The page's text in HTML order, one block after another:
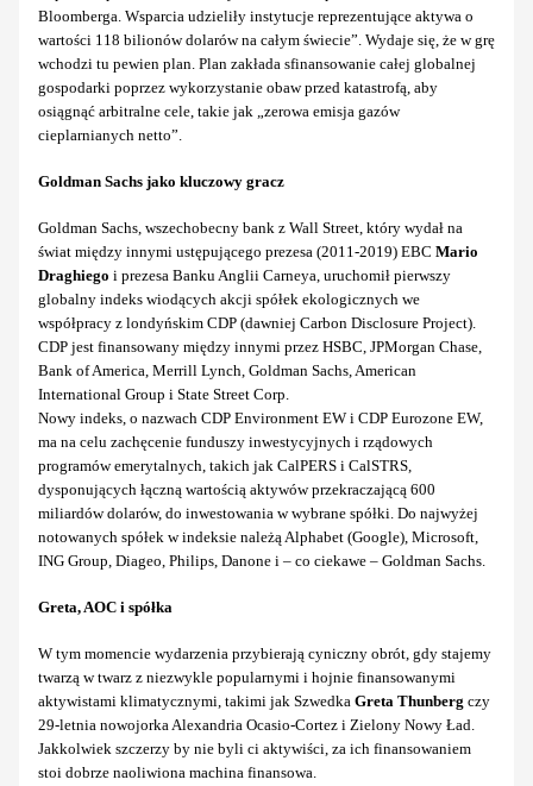
Bloomberga. Wsparcia udzieliły instytucje reprezentujące aktywa o
wartości 118 bilionów dolarów na całym świecie”. Wydaje się, że w grę
wchodzi tu pewien plan. Plan zakłada sfinansowanie całej globalnej
gospodarki poprzez wykorzystanie obaw przed katastrofą, aby
osiągnąć arbitralne cele, takie jak „zerowa emisja gazów
cieplarnianych netto”.
Goldman Sachs jako kluczowy gracz
Goldman Sachs, wszechobecny bank z Wall Street, który wydał na
świat między innymi ustępującego prezesa (2011-2019) EBC Mario
Draghiego i prezesa Banku Anglii Carneya, uruchomił pierwszy
globalny indeks wiodących akcji spółek ekologicznych we
współpracy z londyńskim CDP (dawniej Carbon Disclosure Project).
CDP jest finansowany między innymi przez HSBC, JPMorgan Chase,
Bank of America, Merrill Lynch, Goldman Sachs, American
International Group i State Street Corp.
Nowy indeks, o nazwach CDP Environment EW i CDP Eurozone EW,
ma na celu zachęcenie funduszy inwestycyjnych i rządowych
programów emerytalnych, takich jak CalPERS i CalSTRS,
dysponujących łączną wartością aktywów przekraczającą 600
miliardów dolarów, do inwestowania w wybrane spółki. Do najwyżej
notowanych spółek w indeksie należą Alphabet (Google), Microsoft,
ING Group, Diageo, Philips, Danone i – co ciekawe – Goldman Sachs.
Greta, AOC i spółka
W tym momencie wydarzenia przybierają cyniczny obrót, gdy stajemy
twarzą w twarz z niezwykle popularnymi i hojnie finansowanymi
aktywistami klimatycznymi, takimi jak Szwedka Greta Thunberg czy
29-letnia nowojorka Alexandria Ocasio-Cortez i Zielony Nowy Ład.
Jakkolwiek szczerzy by nie byli ci aktywiści, za ich finansowaniem
stoi dobrze naoliwiona machina finansowa.